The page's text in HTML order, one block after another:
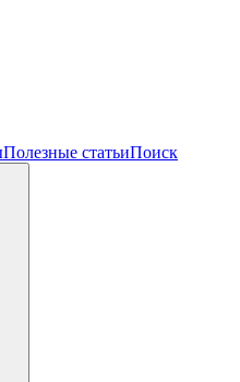
Полезные статьиПоиск